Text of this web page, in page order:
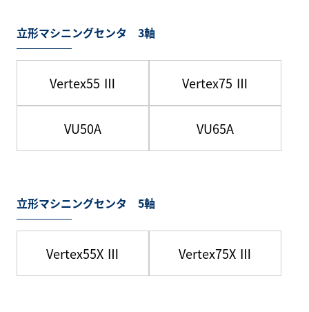
立形マシニングセンタ 3軸
Vertex55 Ⅲ Vertex75 Ⅲ
VU50A VU65A
立形マシニングセンタ 5軸
Vertex55X Ⅲ Vertex75X Ⅲ